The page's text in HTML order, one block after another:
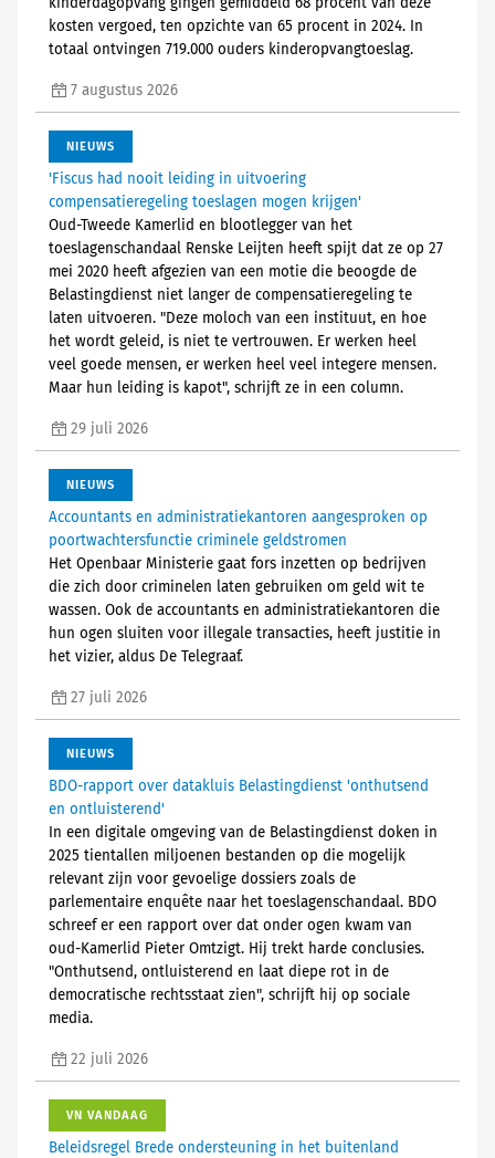
kosten vergoed, ten opzichte van 65 procent in 2024. In
totaal ontvingen 719.000 ouders kinderopvangtoeslag.
7 augustus 2026
NIEUWS
'Fiscus had nooit leiding in uitvoering
compensatieregeling toeslagen mogen krijgen'
Oud-Tweede Kamerlid en blootlegger van het
toeslagenschandaal Renske Leijten heeft spijt dat ze op 27
mei 2020 heeft afgezien van een motie die beoogde de
Belastingdienst niet langer de compensatieregeling te
laten uitvoeren. "Deze moloch van een instituut, en hoe
het wordt geleid, is niet te vertrouwen. Er werken heel
veel goede mensen, er werken heel veel integere mensen.
Maar hun leiding is kapot", schrijft ze in een column.
29 juli 2026
NIEUWS
Accountants en administratiekantoren aangesproken op
poortwachtersfunctie criminele geldstromen
Het Openbaar Ministerie gaat fors inzetten op bedrijven
die zich door criminelen laten gebruiken om geld wit te
wassen. Ook de accountants en administratiekantoren die
hun ogen sluiten voor illegale transacties, heeft justitie in
het vizier, aldus De Telegraaf.
27 juli 2026
NIEUWS
BDO-rapport over datakluis Belastingdienst 'onthutsend
en ontluisterend'
In een digitale omgeving van de Belastingdienst doken in
2025 tientallen miljoenen bestanden op die mogelijk
relevant zijn voor gevoelige dossiers zoals de
parlementaire enquête naar het toeslagenschandaal. BDO
schreef er een rapport over dat onder ogen kwam van
oud-Kamerlid Pieter Omtzigt. Hij trekt harde conclusies.
"Onthutsend, ontluisterend en laat diepe rot in de
democratische rechtsstaat zien", schrijft hij op sociale
media.
22 juli 2026
VN VANDAAG
Beleidsregel Brede ondersteuning in het buitenland